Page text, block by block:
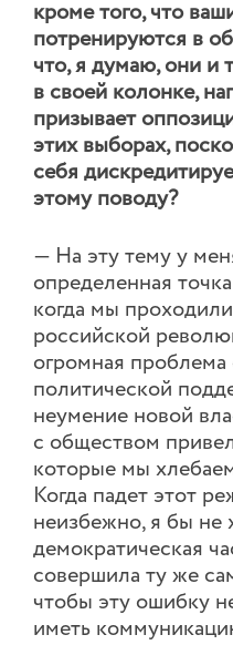
кроме того, что
потренируются в
что, я думаю, они и
в своей колонке,
призывает
этих выборах,
себя
этому поводу?
— На эту тему у
определенная
когда мы
российской
огромная проблема
политической
неумение новой
с обществом
которые мы
Когда падет этот
неизбежно, я бы не
демократическая
совершила ту же
чтобы эту ошибку
иметь